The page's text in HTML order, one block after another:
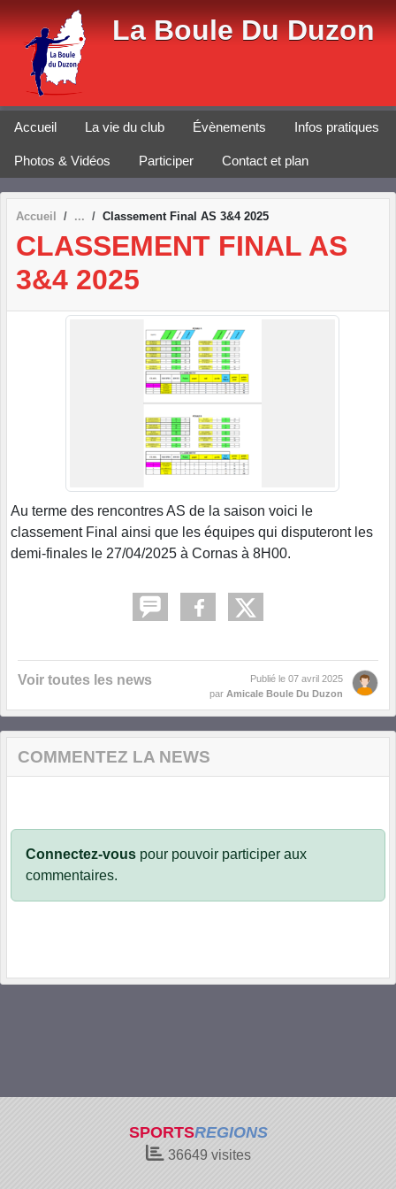
La Boule Du Duzon
Accueil La vie du club Évènements Infos pratiques
Photos & Vidéos Participer Contact et plan
Accueil Classement Final AS 3&4 2025
CLASSEMENT FINAL AS
3&4 2025
Au terme des rencontres AS de la saison voici le
classement Final ainsi que les équipes qui disputeront les
demi-finales le 27/04/2025 à Cornas à 8H00.
Voir toutes les news Publié le 07 avril 2025
par Amicale Boule Du Duzon
COMMENTEZ LA NEWS
Connectez-vous pour pouvoir participer aux
commentaires.
SPORTSREGIONS
36649 visites
Panneau de gestion des cookies